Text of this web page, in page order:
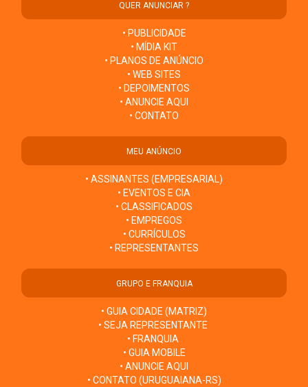
QUER ANUNCIAR ?
• PUBLICIDADE
• MÍDIA KIT
• PLANOS DE ANÚNCIO
• WEB SITES
• DEPOIMENTOS
• ANUNCIE AQUI
• CONTATO
MEU ANÚNCIO
• ASSINANTES (EMPRESARIAL)
• EVENTOS E CIA
• CLASSIFICADOS
• EMPREGOS
• CURRÍCULOS
• REPRESENTANTES
GRUPO E FRANQUIA
• GUIA CIDADE (MATRIZ)
• SEJA REPRESENTANTE
• FRANQUIA
• GUIA MOBILE
• ANUNCIE AQUI
• CONTATO (URUGUAIANA-RS)